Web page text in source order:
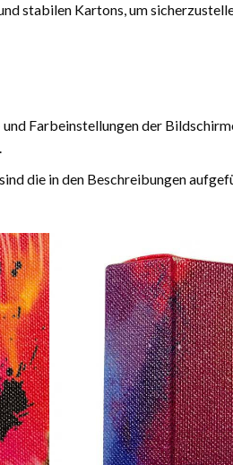
stabilen Kartons, um
Farbeinstellungen der
die in den Beschreibungen